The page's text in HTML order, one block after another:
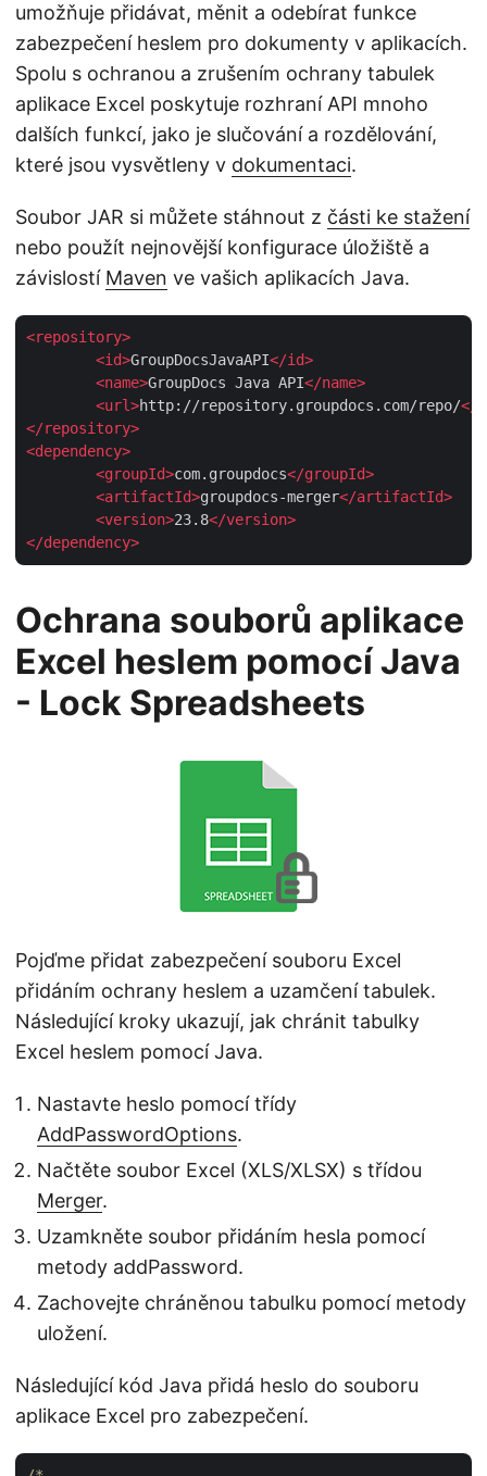
umožňuje přidávat, měnit a odebírat funkce
zabezpečení heslem pro dokumenty v aplikacích.
Spolu s ochranou a zrušením ochrany tabulek
aplikace Excel poskytuje rozhraní API mnoho
dalších funkcí, jako je slučování a rozdělování,
které jsou vysvětleny v dokumentaci.
Soubor JAR si můžete stáhnout z části ke stažení
nebo použít nejnovější konfigurace úložiště a
závislostí Maven ve vašich aplikacích Java.
<repository>
<id>GroupDocsJavaAPI</id>
<name>GroupDocs Java API</name>
<url>http://repository.groupdocs.com/repo/</
</repository>
<dependency>
<groupId>com.groupdocs</groupId>
<artifactId>groupdocs-merger</artifactId>
<version>23.8</version>
</dependency>
Ochrana souborů aplikace
Excel heslem pomocí Java
- Lock Spreadsheets
Pojďme přidat zabezpečení souboru Excel
přidáním ochrany heslem a uzamčení tabulek.
Následující kroky ukazují, jak chránit tabulky
Excel heslem pomocí Java.
Nastavte heslo pomocí třídy
AddPasswordOptions.
Načtěte soubor Excel (XLS/XLSX) s třídou
Merger.
Uzamkněte soubor přidáním hesla pomocí
metody addPassword.
Zachovejte chráněnou tabulku pomocí metody
uložení.
Následující kód Java přidá heslo do souboru
aplikace Excel pro zabezpečení.